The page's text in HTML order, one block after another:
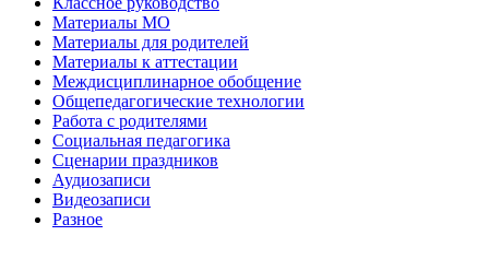
Материалы МО
Материалы для родителей
Материалы к аттестации
Междисциплинарное обобщение
Общепедагогические технологии
Работа с родителями
Социальная педагогика
Сценарии праздников
Аудиозаписи
Видеозаписи
Разное